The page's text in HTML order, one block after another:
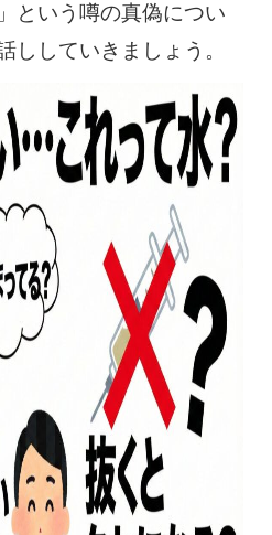
という噂の真偽につい
ししていきましょう。